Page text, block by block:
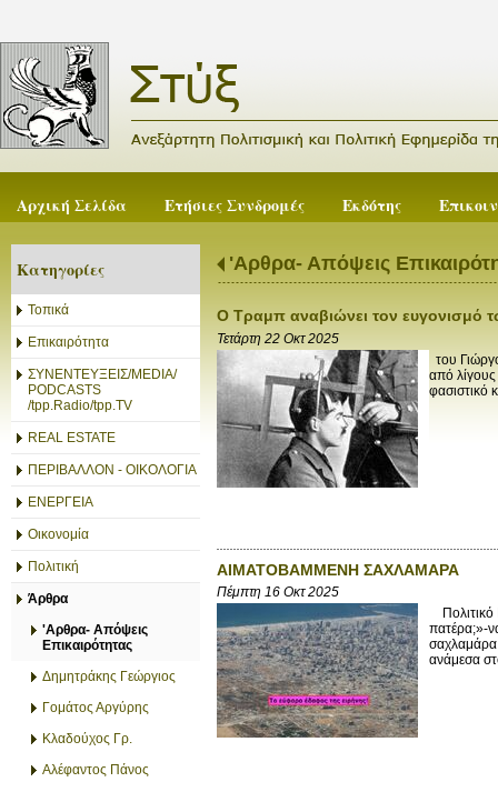
Αρχική Σελίδα Ετήσιες Συνδρομές Εκδότης
Κατηγορίες
Τοπικά
Επικαιρότητα
ΣΥΝΕΝΤΕΥΞΕΙΣ/MEDIA/
PODCASTS
/tpp.Radio/tpp.TV
REAL ESTATE
ΠΕΡΙΒΑΛΛΟΝ - ΟΙΚΟΛΟΓΙΑ
ΕΝΕΡΓΕΙΑ
Οικονομία
Πολιτική
Άρθρα
'Αρθρα- Απόψεις
Επικαιρότητας
Δημητράκης Γεώργιος
Γομάτος Αργύρης
Κλαδούχος Γρ.
Αλέφαντος Πάνος
'Αρθρα- Απόψεις
Ο Τραμπ αναβιώνει τον ευγονισμό
Τετάρτη 22 Οκτ 2025
του
από λίγους
φασιστικό
ΑΙΜΑΤΟΒΑΜΜΕΝΗ ΣΑΧΛΑΜΑΡΑ
Πέμπτη 16 Οκτ 2025
Πολιτικό
πατέρα;»-
ανάμεσα